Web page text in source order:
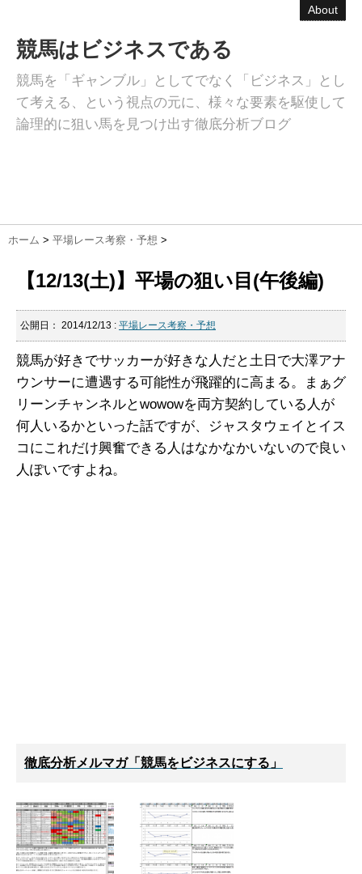
About
競馬はビジネスである
競馬を「ギャンブル」としてでなく「ビジネス」とし
て考える、という視点の元に、様々な要素を駆使して
論理的に狙い馬を見つけ出す徹底分析ブログ
ホーム > 平場レース考察・予想 >
【12/13(土)】平場の狙い目(午後編)
公開日： 2014/12/13 : 平場レース考察・予想
競馬が好きでサッカーが好きな人だと土日で大澤アナ
ウンサーに遭遇する可能性が飛躍的に高まる。まぁグ
リーンチャンネルとwowowを両方契約している人が
何人いるかといった話ですが、ジャスタウェイとイス
コにこれだけ興奮できる人はなかなかいないので良い
人ぽいですよね。
徹底分析メルマガ「競馬をビジネスにする」